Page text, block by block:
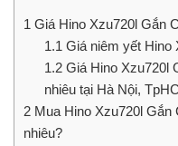
1 Giá Hino Xzu720l Gắn
1.1Giá niêm yết Hino
1.2Giá Hino Xzu720l
nhiêu tại Hà Nội,
2 Mua Hino Xzu720l Gắn
nhiêu?